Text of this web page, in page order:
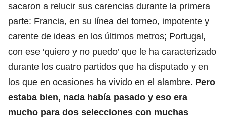
sacaron a relucir sus carencias durante la primera
parte: Francia, en su línea del torneo, impotente y
carente de ideas en los últimos metros; Portugal,
con ese ‘quiero y no puedo’ que le ha caracterizado
durante los cuatro partidos que ha disputado y en
los que en ocasiones ha vivido en el alambre. Pero
estaba bien, nada había pasado y eso era
mucho para dos selecciones con muchas